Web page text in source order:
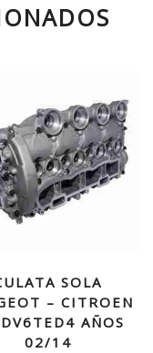
SOLA
– CITROEN
AÑOS
02/14